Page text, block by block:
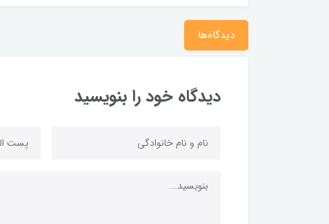
دیدگاه‌ها
دیدگاه خود را بنویسید